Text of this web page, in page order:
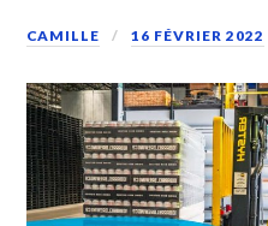
CAMILLE 16 FÉVRIER 2022